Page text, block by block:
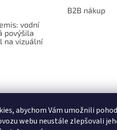
abychom Vám umožnili
webu neustále zlepšovali
vodní
povýšila
na vizuální
B2B nákup